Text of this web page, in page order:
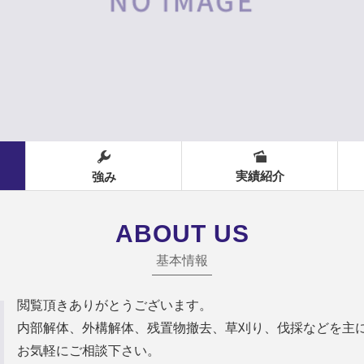
強み 実績紹介
ABOUT US
基本情報
閲覧頂きありがとうございます。
内部解体、外構解体、残置物撤去、草刈り、伐採などを主
お気軽にご相談下さい。